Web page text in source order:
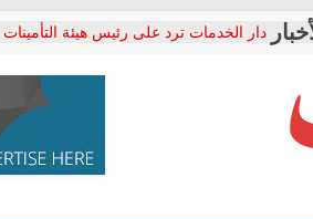
دار الخدمات ترد على رئيس هيئة التأمينات
معاناة أصحاب المعاشات.. ونطالب بكشف
فرحات سليمان يكتب: القطاع الصحي إلى
حزب التحالف الشعبي يطلق لجنة “الحق